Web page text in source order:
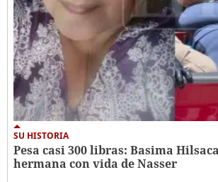
SU HISTORIA
Pesa casi 300 libras: Basima
hermana con vida de Nasser